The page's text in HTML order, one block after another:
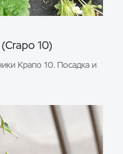
10)
Крапо 10. Посадка и